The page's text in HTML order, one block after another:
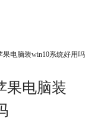
果电脑装win10系统好用吗
果电脑装